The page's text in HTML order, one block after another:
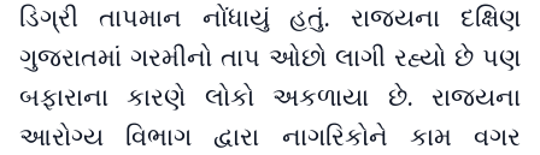
ડિગ્રી તાપમાન નોંધાયું હતું. રાજ્યના દક્ષિણ
ગુજરાતમાં ગરમીનો તાપ ઓછો લાગી રહ્યો છે પણ
બફારાના કારણે લોકો અકળાયા છે. રાજ્યના
આરોગ્ય વિભાગ દ્વારા નાગરિકોને કામ વગર